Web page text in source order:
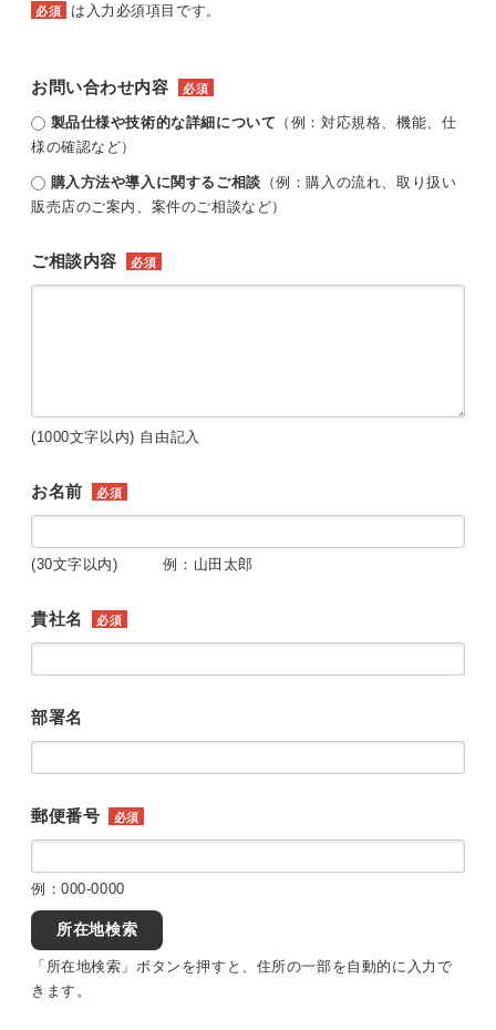
必須 は入力必須項目です。
お問い合わせ内容 必須
製品仕様や技術的な詳細について （例：対応規格、機能、仕
様の確認など）
購入方法や導入に関するご相談 （例：購入の流れ、取り扱い
販売店のご案内、案件のご相談など）
ご相談内容 必須
(1000文字以内) 自由記入
お名前 必須
(30文字以内) 例：山田太郎
貴社名 必須
部署名
郵便番号 必須
例：000-0000
所在地検索
「所在地検索」ボタンを押すと、住所の一部を自動的に入力で
きます。